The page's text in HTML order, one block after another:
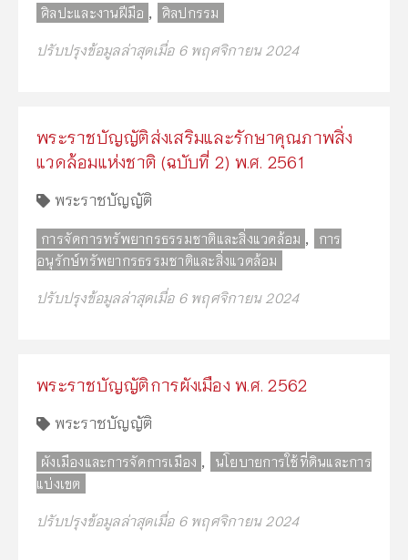
ศิลปะและงานฝีมือ ศิลปกรรม
ปรับปรุงข้อมูลล่าสุดเมื่อ 6 พฤศจิกายน 2024
พระราชบัญญัติส่งเสริมและรักษาคุณภาพสิ่ง
แวดล้อมแห่งชาติ (ฉบับที่ 2) พ.ศ. 2561
พระราชบัญญัติ
การจัดการทรัพยากรธรรมชาติและสิ่งแวดล้อม
การ
อนุรักษ์ทรัพยากรธรรมชาติและสิ่งแวดล้อม
ปรับปรุงข้อมูลล่าสุดเมื่อ 6 พฤศจิกายน 2024
พระราชบัญญัติการผังเมือง พ.ศ. 2562
พระราชบัญญัติ
ผังเมืองและการจัดการเมือง
นโยบายการใช้ที่ดินและการ
แบ่งเขต
ปรับปรุงข้อมูลล่าสุดเมื่อ 6 พฤศจิกายน 2024